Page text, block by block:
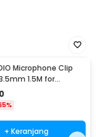
Microphone Clip
1.5M for
Laptop - SR-503
+ Keranjang